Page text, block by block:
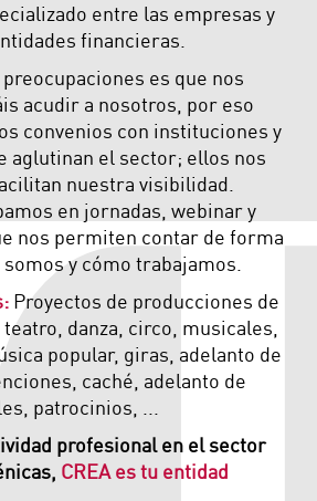
entre las empresas y
financieras.
es que nos
acudir a nosotros, por eso
convenios con instituciones y
aglutinan el sector; ellos nos
nuestra visibilidad.
en jornadas, webinar y
nos permiten contar de forma
y cómo trabajamos.
Proyectos de producciones de
danza, circo, musicales,
popular, giras, adelanto de
caché, adelanto de
patrocinios, ...
profesional en el sector
CREA es tu entidad